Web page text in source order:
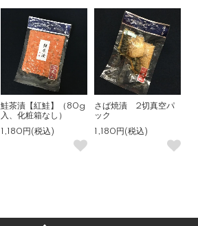
鮭茶漬【紅鮭】（80g
入、化粧箱なし）
1,180円(税込)
さば焼漬 2切真空パ
ック
1,180円(税込)